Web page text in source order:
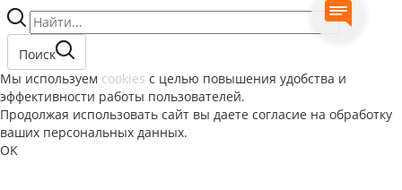
Поиск
Мы используем cookies с целью повышения удобства и
эффективности работы пользователей.
Продолжая использовать сайт вы даете согласие на обработку
ваших персональных данных.
OK